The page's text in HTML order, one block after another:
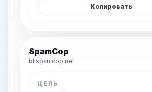
Копировать
SpamCop
bl.spamcop.net
ЦЕЛЬ